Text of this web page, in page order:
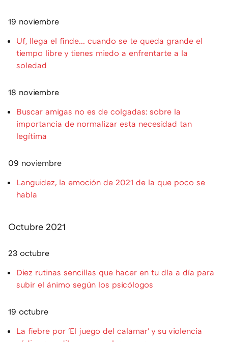
19 noviembre
Uf, llega el finde... cuando se te queda grande el
tiempo libre y tienes miedo a enfrentarte a la
soledad
18 noviembre
Buscar amigas no es de colgadas: sobre la
importancia de normalizar esta necesidad tan
legítima
09 noviembre
Languidez, la emoción de 2021 de la que poco se
habla
Octubre 2021
23 octubre
Diez rutinas sencillas que hacer en tu día a día para
subir el ánimo según los psicólogos
19 octubre
La fiebre por 'El juego del calamar' y su violencia